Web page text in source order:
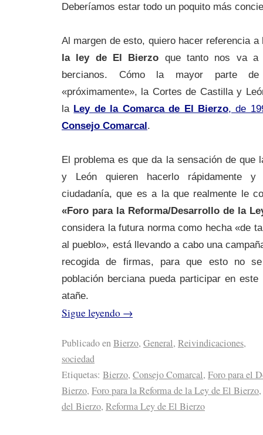
Deberíamos estar todo un poquito más
Al margen de esto, quiero hacer referencia
la ley de El Bierzo que tanto nos va a
bercianos. Cómo la mayor parte de
«próximamente», la Cortes de Castilla y
la Ley de la Comarca de El Bierzo, de
Consejo Comarcal.
El problema es que da la sensación de que
y León quieren hacerlo rápidamente
ciudadanía, que es a la que realmente le
«Foro para la Reforma/Desarrollo de la
considera la futura norma como hecha «de
al pueblo», está llevando a cabo una
recogida de firmas, para que esto no
población berciana pueda participar en
atañe.
Sigue leyendo →
Publicado enBierzo, General, Reivindicaciones,
sociedad
Etiquetas: Bierzo, Consejo Comarcal, Foro para el
Bierzo, Foro para la Reforma de la Ley de El Bierzo,
del Bierzo, Reforma Ley de El Bierzo